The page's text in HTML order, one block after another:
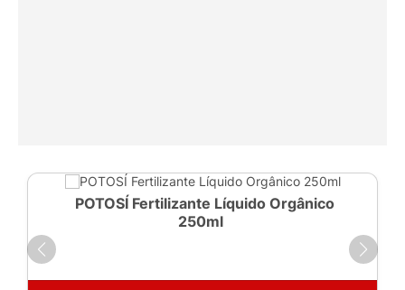
POTOSÍ Fertilizante Líquido Orgânico
250ml